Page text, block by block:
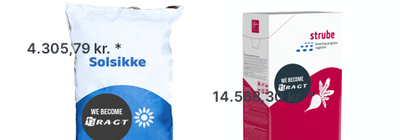
Solsikker
4.305,79 kr. *
Foder og
energiroer -
degas
14.568,30 kr. *